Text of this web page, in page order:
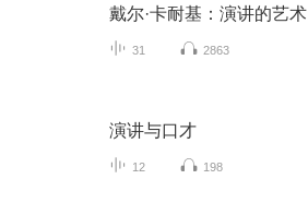
戴尔·卡耐基：演讲的艺术
31 2863
演讲与口才
12 198